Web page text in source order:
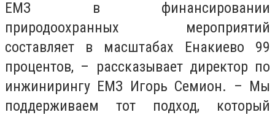
ЕМЗ в финансировании
природоохранных мероприятий
составляет в масштабах Енакиево 99
процентов, – рассказывает директор по
инжинирингу ЕМЗ Игорь Семион. – Мы
поддерживаем тот подход, который